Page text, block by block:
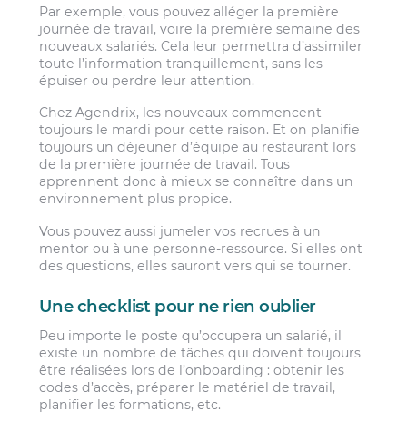
Par exemple, vous pouvez alléger la première
journée de travail, voire la première semaine des
nouveaux salariés. Cela leur permettra d’assimiler
toute l’information tranquillement, sans les
épuiser ou perdre leur attention.
Chez Agendrix, les nouveaux commencent
toujours le mardi pour cette raison. Et on planifie
toujours un déjeuner d’équipe au restaurant lors
de la première journée de travail. Tous
apprennent donc à mieux se connaître dans un
environnement plus propice.
Vous pouvez aussi jumeler vos recrues à un
mentor ou à une personne-ressource. Si elles ont
des questions, elles sauront vers qui se tourner.
Une checklist pour ne rien oublier
Peu importe le poste qu’occupera un salarié, il
existe un nombre de tâches qui doivent toujours
être réalisées lors de l’onboarding : obtenir les
codes d’accès, préparer le matériel de travail,
planifier les formations, etc.